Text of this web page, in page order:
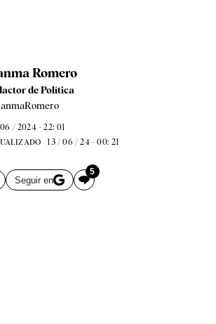
Romero
de Política
/ 2024 - 22: 01
13 / 06 / 24 - 00: 21
Seguir en
5